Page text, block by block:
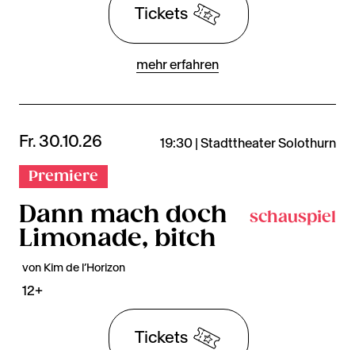
Tickets
mehr erfahren
Fr. 30.10.26 19:30 | Stadttheater Solothurn
Premiere
Dann mach doch
Limonade, bitch
schauspiel
von Kim de l’Horizon
12+
Tickets